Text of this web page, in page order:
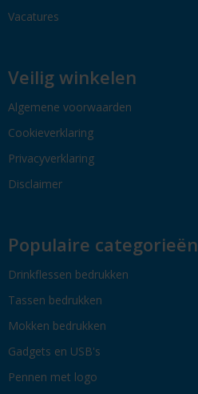
Vacatures
Veilig winkelen
Algemene voorwaarden
Cookieverklaring
Privacyverklaring
Disclaimer
Populaire categorieën
Drinkflessen bedrukken
Tassen bedrukken
Mokken bedrukken
Gadgets en USB's
Pennen met logo